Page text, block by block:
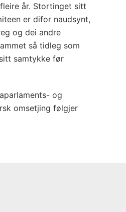
år. Stortinget sitt
er difor naudsynt,
og dei andre
så tidleg som
samtykke før
og
omsetjing følgjer